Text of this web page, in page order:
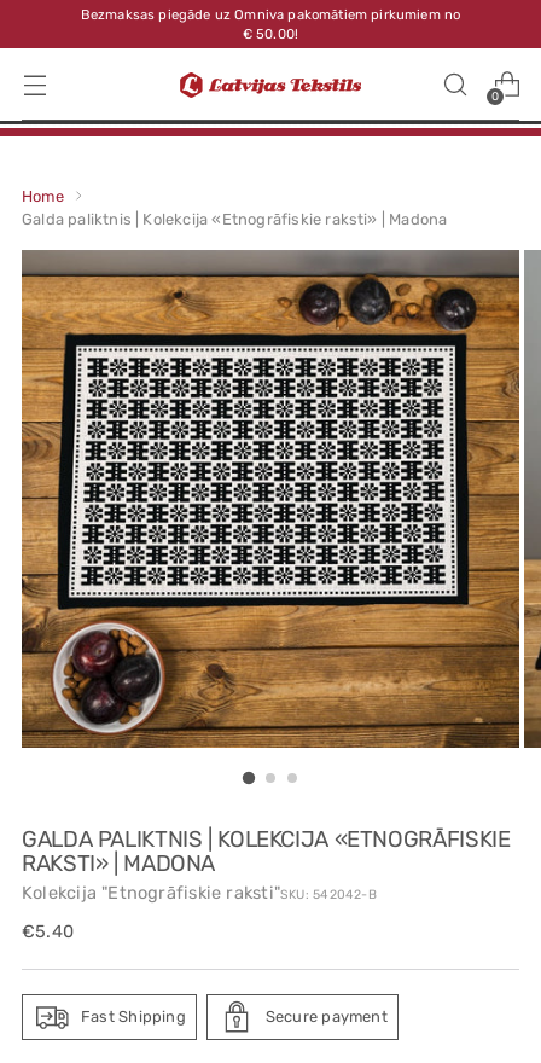
Bezmaksas piegāde uz Omniva pakomātiem pirkumiem no
€ 50.00!
0
Home
Galda paliktnis | Kolekcija «Etnogrāfiskie raksti» | Madona
GALDA PALIKTNIS | KOLEKCIJA «ETNOGRĀFISKIE
RAKSTI» | MADONA
Kolekcija "Etnogrāfiskie raksti"SKU: 542042-B
Regular
€5.40
Fast Shipping Secure payment